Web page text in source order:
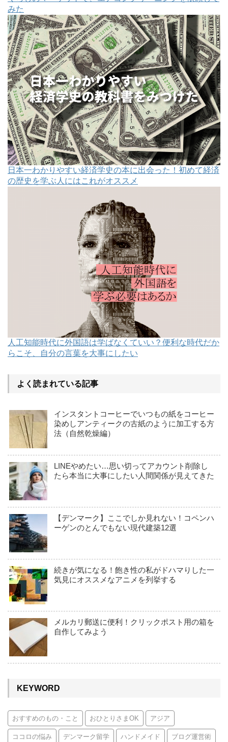
みた
日本一わかりやすい経済学史の本に出会った！初めて経済
の歴史を学ぶ人にはこれがオススメ
人工知能時代に外国語は学ばなくていい？便利な時代だか
らこそ、自分の言葉を大事にしたい
よく読まれている記事
インスタントコーヒーでいつもの紙をコーヒー
染めしアンティークの古紙のように加工する方
法（自然乾燥編）
LINEやめたい…思い切ってアカウント削除し
たら本当に大事にしたい人間関係が見えてきた
【デンマーク】ここでしか見れない！コペンハ
ーゲンのとんでもない現代建築12選
続きが気になる！飽き性の私がドハマりした一
気見にオススメなアニメを列挙する
メルカリ郵送に便利！クリックポスト用の箱を
自作してみよう
KEYWORD
おすすめのもの・こと おひとりさまOK アジア
ココロの悩み デンマーク留学 ハンドメイド ブログ運営術